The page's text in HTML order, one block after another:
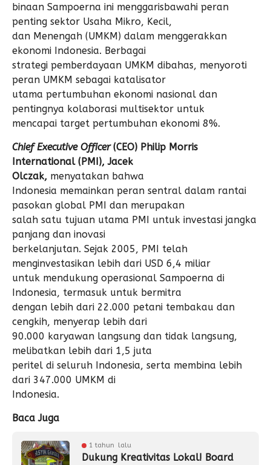
binaan Sampoerna ini menggarisbawahi peran
penting sektor Usaha Mikro, Kecil,
dan Menengah (UMKM) dalam menggerakkan
ekonomi Indonesia. Berbagai
strategi pemberdayaan UMKM dibahas, menyoroti
peran UMKM sebagai katalisator
utama pertumbuhan ekonomi nasional dan
pentingnya kolaborasi multisektor untuk
mencapai target pertumbuhan ekonomi 8%.
Chief Executive Officer(CEO) Philip Morris
International (PMI), Jacek
Olczak, menyatakan bahwa
Indonesia memainkan peran sentral dalam rantai
pasokan global PMI dan merupakan
salah satu tujuan utama PMI untuk investasi jangka
panjang dan inovasi
berkelanjutan. Sejak 2005, PMI telah
menginvestasikan lebih dari USD 6,4 miliar
untuk mendukung operasional Sampoerna di
Indonesia, termasuk untuk bermitra
dengan lebih dari 22.000 petani tembakau dan
cengkih, menyerap lebih dari
90.000 karyawan langsung dan tidak langsung,
melibatkan lebih dari 1,5 juta
peritel di seluruh Indonesia, serta membina lebih
dari 347.000 UMKM di
Indonesia.
Baca Juga
1 tahun lalu
Dukung Kreativitas Lokal! Board